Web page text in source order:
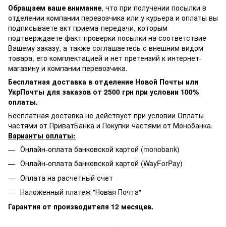
Обращаем ваше внимание, что при получении посылки в
отделении компании перевозчика или у курьера и оплаты вы
подписываете акт приема-передачи, которым
подтверждаете факт проверки посылки на соответствие
Вашему заказу, а также соглашаетесь с внешним видом
товара, его комплектацией и нет претензий к интернет-
магазину и компании перевозчика.
Бесплатная доставка в отделение Новой Почты или
УкрПочты для заказов от 2500 грн при условии 100%
оплаты.
Бесплатная доставка не действует при условии Оплаты
частями от ПриватБанка и Покупки частями от Монобанка.
Варианты оплаты:
Онлайн-оплата банковской картой (monobank)
Онлайн-оплата банковской картой (WayForPay)
Оплата на расчетный счет
Наложенный платеж "Новая Почта"
Гарантия от производителя 12 месяцев.